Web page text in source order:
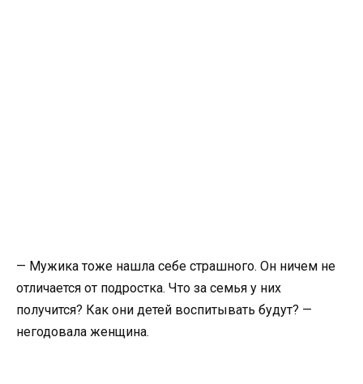
— Мужика тоже нашла себе страшного. Он ничем не
отличается от подростка. Что за семья у них
получится? Как они детей воспитывать будут? —
негодовала женщина.